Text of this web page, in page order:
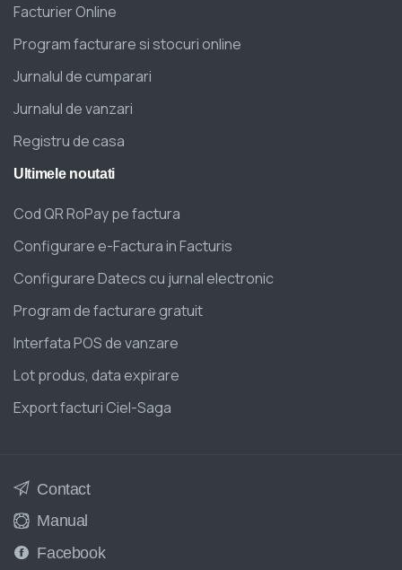
Facturier Online
Program facturare si stocuri online
Jurnalul de cumparari
Jurnalul de vanzari
Registru de casa
Ultimele noutati
Cod QR RoPay pe factura
Configurare e-Factura in Facturis
Configurare Datecs cu jurnal electronic
Program de facturare gratuit
Interfata POS de vanzare
Lot produs, data expirare
Export facturi Ciel-Saga
Contact
Manual
Facebook